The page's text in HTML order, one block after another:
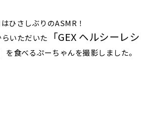
ひさしぶりのASMR！
いただいた
「GEX ヘルシーレシ
を食べるぷーちゃんを撮影しました。